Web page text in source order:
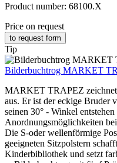
Product number: 68100.X
Price on request
to request form
Tip
Bilderbuchtrog MARKET
MARKET TRAPEZ zeichnet
aus. Er ist der eckige
seinen 30° - Winkel
Anordnungsmöglichkeiten
Die S-oder wellenförmige
geeigneten Sitzpolstern
Kinderbibliothek und setzt